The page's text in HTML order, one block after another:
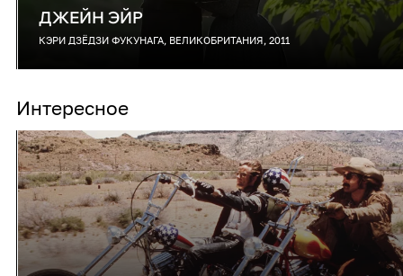
ДЖЕЙН ЭЙР
КЭРИ ДЗЁДЗИ ФУКУНАГА, ВЕЛИКОБРИТАНИЯ, 2011
Интересное